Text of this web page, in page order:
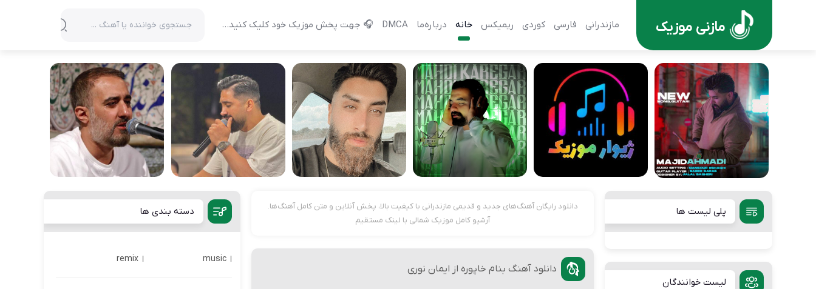
مازنی موزیک مازندرانی فارسی کوردی ریمیکس خانه درباره‌‌ما DMCA 🎧 جهت پخش موزیک خود کلیک کنید…
دانلود رایگان آهنگ‌های جدید و قدیمی مازندرانی با کیفیت بالا، پخش آنلاین و متن کامل آهنگ‌ها.
آرشیو کامل موزیک شمالی با لینک مستقیم
دانلود آهنگ بنام خاپوره از ایمان نوری
پلی لیست ها
لیست خوانندگان
دسته بندی ها
music
remix